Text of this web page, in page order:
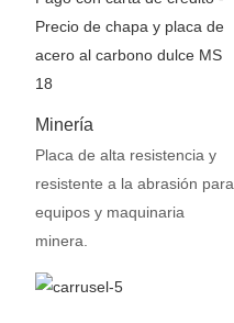
Minería
Placa de alta resistencia y
resistente a la abrasión para
equipos y maquinaria
minera.